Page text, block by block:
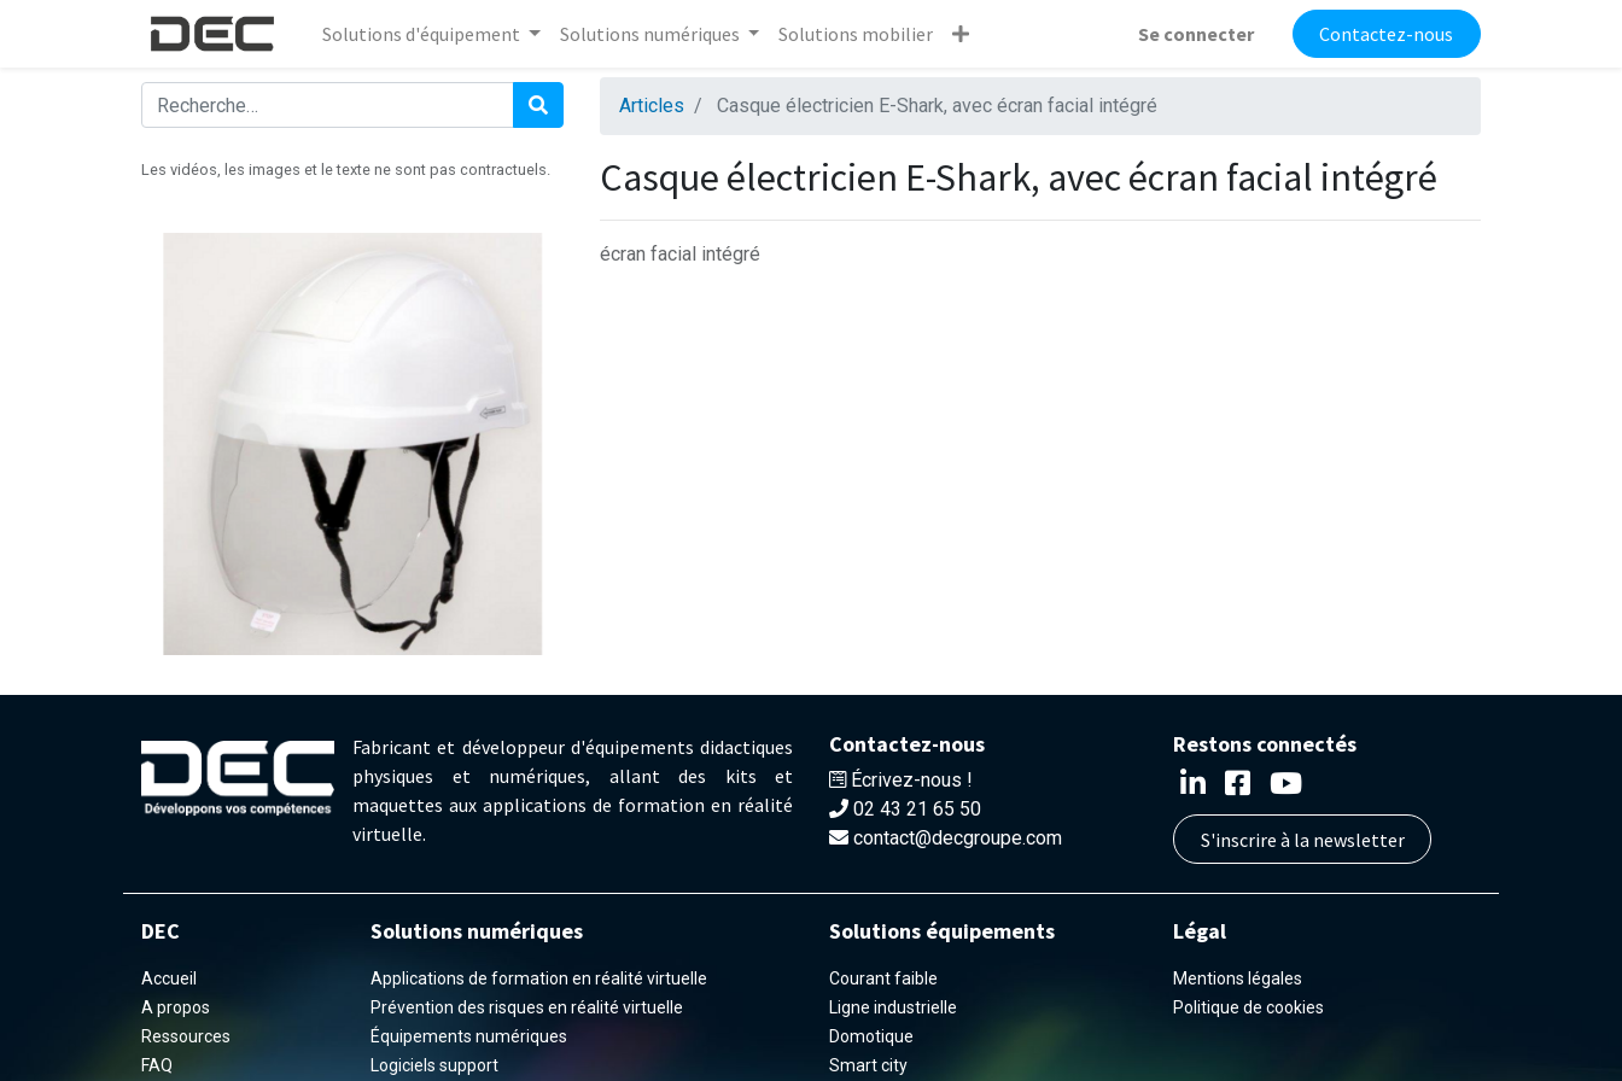
Solutions d'équipement Solutions numériques Solutions mobilier Se connecter Contactez-nous
Articles Casque électricien E-Shark, avec écran facial intégré
Les vidéos, les images et le texte ne sont pas contractuels. Casque électricien E-Shark, avec écran facial intégré
écran facial intégré
Fabricant et développeur d'équipements didactiques
physiques et numériques, allant des kits et
maquettes aux applications de formation en réalité
virtuelle.
Contactez-nous
Écrivez-nous !
02 43 21 65 50
contact@decgroupe.com
Restons connectés
S'inscrire à la newsletter
DEC
Accueil
A propos
Ressources
FAQ
Solutions numériques
Applications de formation en réalité virtuelle
Prévention des risques en réalité virtuelle
Équipements numériques
Logiciels support
Solutions équipements
Courant faible
Ligne industrielle
Domotique
Smart city
Légal
Mentions légales
Politique de cookies